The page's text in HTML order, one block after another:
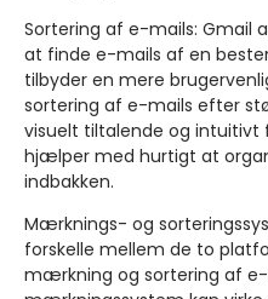
Sortering af e-mails: Gmail
at finde e-mails af en
tilbyder en mere
sortering af e-mails efter
visuelt tiltalende og intuitivt
hjælper med hurtigt at
indbakken.
Mærknings- og
forskelle mellem de to
mærkning og sortering af e-